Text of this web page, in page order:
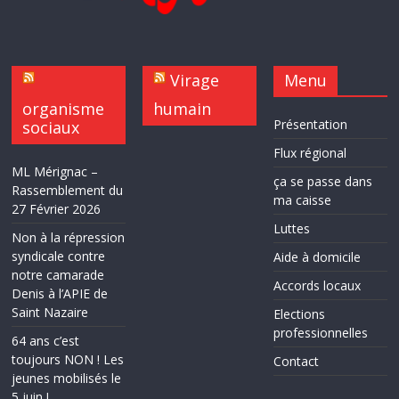
organisme
sociaux
ML Mérignac –
Rassemblement du
27 Février 2026
Non à la répression
syndicale contre
notre camarade
Denis à l’APIE de
Saint Nazaire
64 ans c’est
toujours NON ! Les
jeunes mobilisés le
Virage
humain
Menu
Présentation
Flux régional
ça se passe dans
ma caisse
Luttes
Aide à domicile
Accords locaux
Elections
professionnelles
Contact